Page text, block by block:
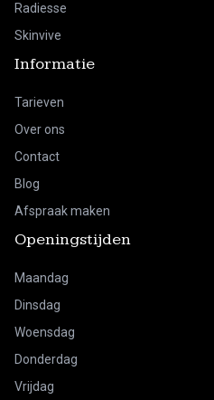
Radiesse
Skinvive
Informatie
Tarieven
Over ons
Contact
Blog
Afspraak maken
Openingstijden
Maandag
Dinsdag
Woensdag
Donderdag
Vrijdag